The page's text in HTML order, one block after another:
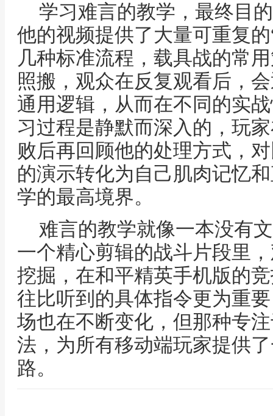
学习难言的教学，最终目
他的视频提供了大量可重复
几种标准流程，载具战的常
照搬，观众在反复观看后，
通用逻辑，从而在不同的实
习过程是静默而深入的，玩
败后再回顾他的处理方式，
的演示转化为自己肌肉记忆
学的最高境界。
难言的教学就像一本没有
一个精心剪辑的战斗片段里
挖掘，在和平精英手机版的
往比听到的具体指令更为重
场也在不断变化，但那种专
法，为所有移动端玩家提供
路。